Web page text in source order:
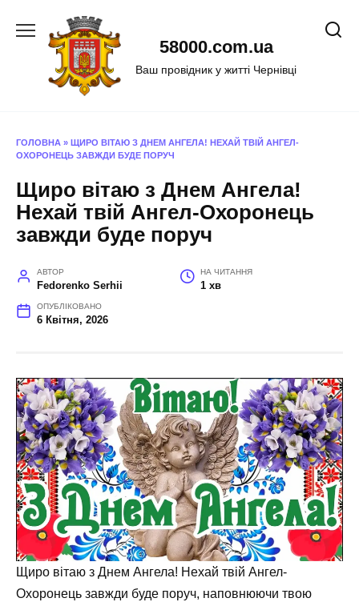
58000.com.ua
Ваш провідник у житті Чернівці
ГОЛОВНА » ЩИРО ВІТАЮ З ДНЕМ АНГЕЛА! НЕХАЙ ТВІЙ АНГЕЛ-
ОХОРОНЕЦЬ ЗАВЖДИ БУДЕ ПОРУЧ
Щиро вітаю з Днем Ангела!
Нехай твій Ангел-Охоронець
завжди буде поруч
АВТОР
Fedorenko Serhii
НА ЧИТАННЯ
1 хв
ОПУБЛІКОВАНО
6 Квітня, 2026
Щиро вітаю з Днем Ангела! Нехай твій Ангел-
Охоронець завжди буде поруч, наповнюючи твою